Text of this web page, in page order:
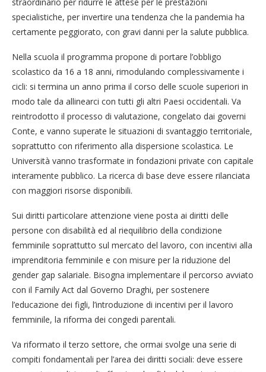
specialistiche, per invertire una tendenza che la pandemia ha
certamente peggiorato, con gravi danni per la salute pubblica.
Nella scuola il programma propone di portare l’obbligo
scolastico da 16 a 18 anni, rimodulando complessivamente i
cicli: si termina un anno prima il corso delle scuole superiori in
modo tale da allinearci con tutti gli altri Paesi occidentali. Va
reintrodotto il processo di valutazione, congelato dai governi
Conte, e vanno superate le situazioni di svantaggio territoriale,
soprattutto con riferimento alla dispersione scolastica. Le
Università vanno trasformate in fondazioni private con capitale
interamente pubblico. La ricerca di base deve essere rilanciata
con maggiori risorse disponibili.
Sui diritti particolare attenzione viene posta ai diritti delle
persone con disabilità ed al riequilibrio della condizione
femminile soprattutto sul mercato del lavoro, con incentivi alla
imprenditoria femminile e con misure per la riduzione del
gender gap salariale. Bisogna implementare il percorso avviato
con il Family Act dal Governo Draghi, per sostenere
l’educazione dei figli, l’introduzione di incentivi per il lavoro
femminile, la riforma dei congedi parentali.
Va riformato il terzo settore, che ormai svolge una serie di
compiti fondamentali per l’area dei diritti sociali: deve essere